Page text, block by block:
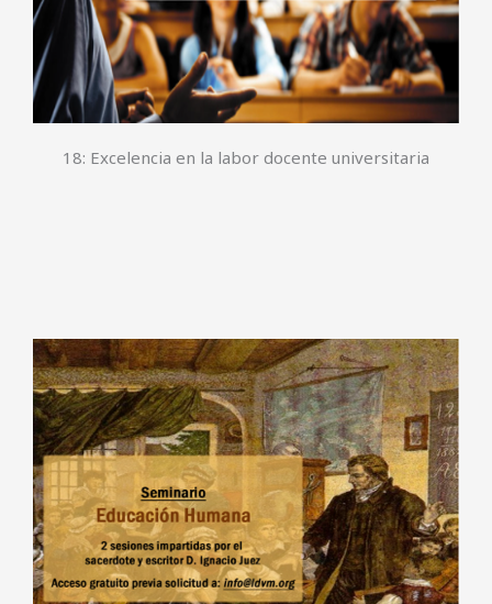
18: Excelencia en la labor docente universitaria